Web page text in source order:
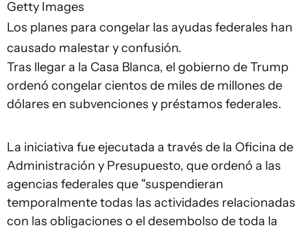
Getty Images
Los planes para congelar las ayudas federales han
causado malestar y confusión.
Tras llegar a la Casa Blanca, el gobierno de Trump
ordenó congelar cientos de miles de millones de
dólares en subvenciones y préstamos federales.
La iniciativa fue ejecutada a través de la Oficina de
Administración y Presupuesto, que ordenó a las
agencias federales que "suspendieran
temporalmente todas las actividades relacionadas
con las obligaciones o el desembolso de toda la